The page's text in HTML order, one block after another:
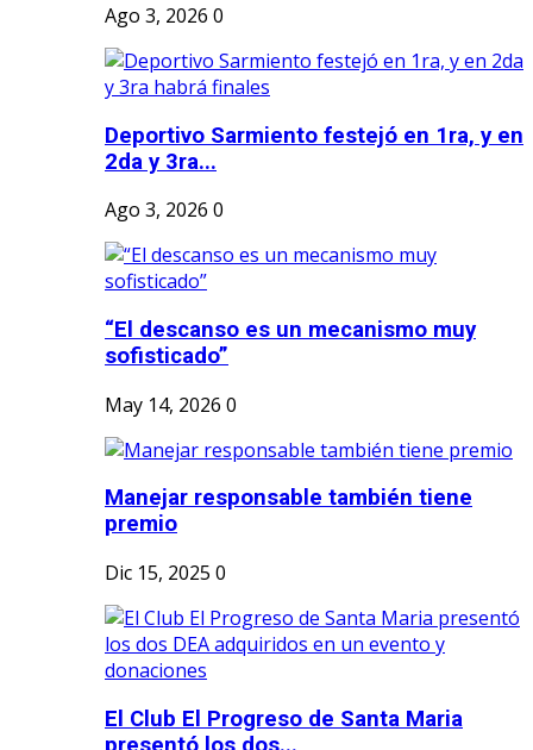
Ago 3, 2026 0
Deportivo Sarmiento festejó en 1ra, y en
2da y 3ra...
Ago 3, 2026 0
“El descanso es un mecanismo muy
sofisticado”
May 14, 2026 0
Manejar responsable también tiene
premio
Dic 15, 2025 0
El Club El Progreso de Santa Maria